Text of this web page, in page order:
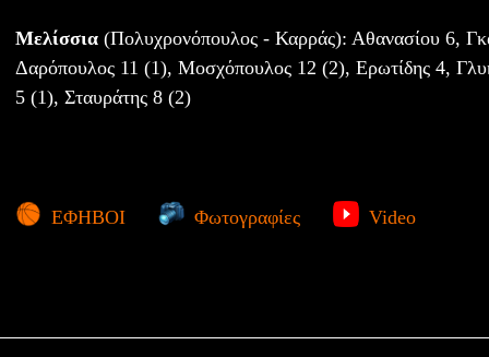
Μελίσσια (Πολυχρονόπουλος - Καρράς): Αθανασίου 6,
Δαρόπουλος 11 (1), Μοσχόπουλος 12 (2), Ερωτίδης 4,
5 (1), Σταυράτης 8 (2)
ΕΦΗΒΟΙ Φωτογραφίες Video